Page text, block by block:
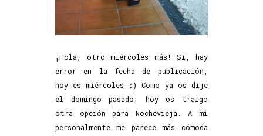
¡Hola, otro miércoles más! Sí, hay
error en la fecha de publicación,
hoy es miércoles :) Como ya os dije
el domingo pasado, hoy os traigo
otra opción para Nochevieja. A mi
personalmente me parece más cómoda